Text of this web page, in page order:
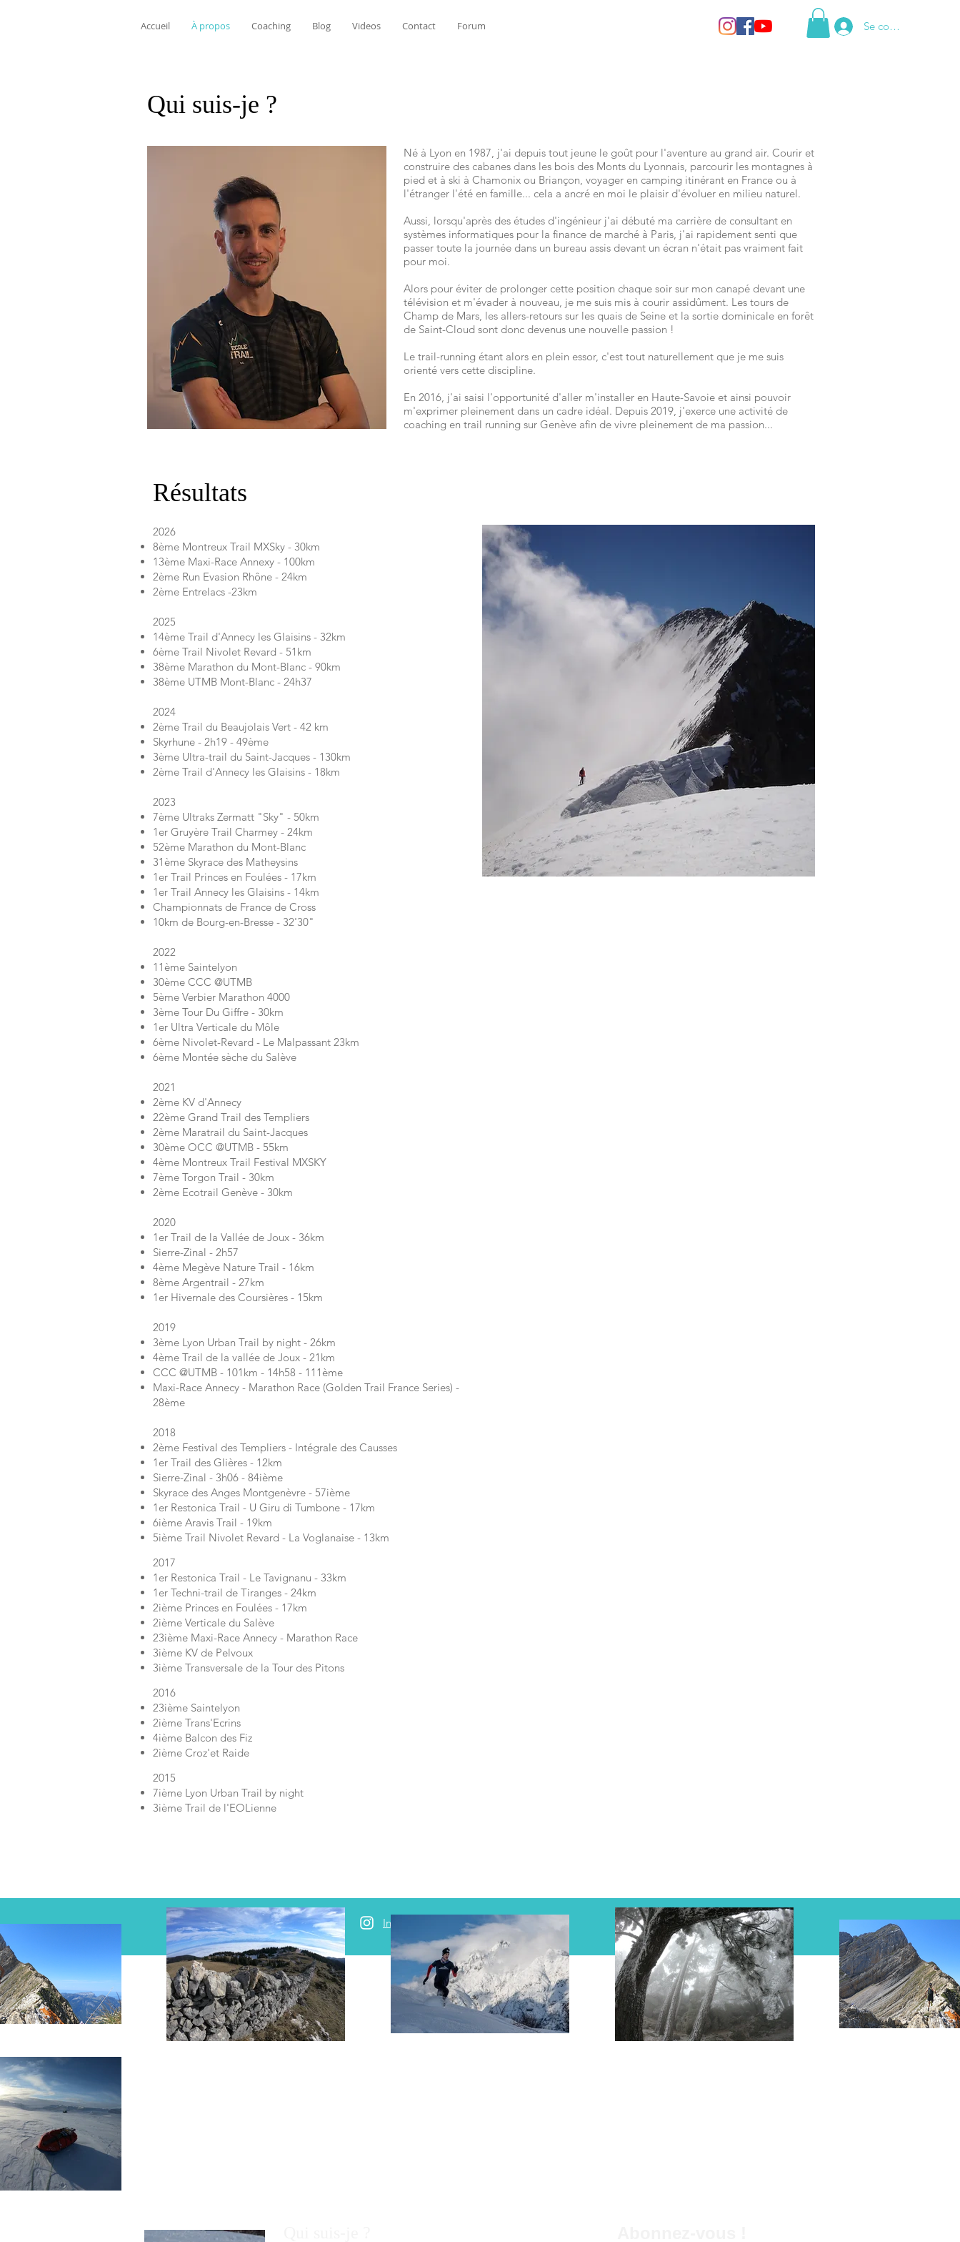
Accueil À propos Coaching Blog Videos Contact Forum Se connecter
Qui suis-je ?
Né à Lyon en 1987, j'ai depuis tout jeune le goût pour l'aventure au grand air. Courir et
construire des cabanes dans les bois des Monts du Lyonnais, parcourir les montagnes à
pied et à ski à Chamonix ou Briançon, voyager en camping itinérant en France ou à
l'étranger l'été en famille... cela a ancré en moi le plaisir d'évoluer en milieu naturel.
Aussi, lorsqu'après des études d'ingénieur j'ai débuté ma carrière de consultant en
systèmes informatiques pour la finance de marché à Paris, j'ai rapidement senti que
passer toute la journée dans un bureau assis devant un écran n'était pas vraiment fait
pour moi.
Alors pour éviter de prolonger cette position chaque soir sur mon canapé devant une
télévision et m'évader à nouveau, je me suis mis à courir assidûment. Les tours de
Champ de Mars, les allers-retours sur les quais de Seine et la sortie dominicale en forêt
de Saint-Cloud sont donc devenus une nouvelle passion !
Le trail-running étant alors en plein essor, c'est tout naturellement que je me suis
orienté vers cette discipline.
En 2016, j'ai saisi l'opportunité d'aller m'installer en Haute-Savoie et ainsi pouvoir
m'exprimer pleinement dans un cadre idéal. Depuis 2019, j'exerce une activité de
coaching en trail running sur Genève afin de vivre pleinement de ma passion...
Résultats
2026
8ème Montreux Trail MXSky - 30km
13ème Maxi-Race Annexy - 100km
2ème Run Evasion Rhône - 24km
2ème Entrelacs -23km
2025
14ème Trail d'Annecy les Glaisins - 32km
6ème Trail Nivolet Revard - 51km
38ème Marathon du Mont-Blanc - 90km
38ème UTMB Mont-Blanc - 24h37
2024
2ème Trail du Beaujolais Vert - 42 km
Skyrhune - 2h19 - 49ème
3ème Ultra-trail du Saint-Jacques - 130km
2ème Trail d'Annecy les Glaisins - 18km
2023
7ème Ultraks Zermatt "Sky" - 50km
1er Gruyère Trail Charmey - 24km
52ème Marathon du Mont-Blanc
31ème Skyrace des Matheysins
1er Trail Princes en Foulées - 17km
1er Trail Annecy les Glaisins - 14km
Championnats de France de Cross
10km de Bourg-en-Bresse - 32'30"
2022
11ème Saintelyon
30ème CCC @UTMB
5ème Verbier Marathon 4000
3ème Tour Du Giffre - 30km
1er Ultra Verticale du Môle
6ème Nivolet-Revard - Le Malpassant 23km
6ème Montée sèche du Salève
2021
2ème KV d'Annecy
22ème Grand Trail des Templiers
2ème Maratrail du Saint-Jacques
30ème OCC @UTMB - 55km
4ème Montreux Trail Festival MXSKY
7ème Torgon Trail - 30km
2ème Ecotrail Genève - 30km
2020
1er Trail de la Vallée de Joux - 36km
Sierre-Zinal - 2h57
4ème Megève Nature Trail - 16km
8ème Argentrail - 27km
1er Hivernale des Coursières - 15km
2019
3ème Lyon Urban Trail by night - 26km
4ème Trail de la vallée de Joux - 21km
CCC @UTMB - 101km - 14h58 - 111ème
Maxi-Race Annecy - Marathon Race (Golden Trail France Series) -
28ème
2018
2ème Festival des Templiers - Intégrale des Causses
1er Trail des Glières - 12km
Sierre-Zinal - 3h06 - 84ième
Skyrace des Anges Montgenèvre - 57ième
1er Restonica Trail - U Giru di Tumbone - 17km
6ième Aravis Trail - 19km
5ième Trail Nivolet Revard - La Voglanaise - 13km
2017
1er Restonica Trail - Le Tavignanu - 33km
1er Techni-trail de Tiranges - 24km
2ième Princes en Foulées - 17km
2ième Verticale du Salève
23ième Maxi-Race Annecy - Marathon Race
3ième KV de Pelvoux
3ième Transversale de la Tour des Pitons
2016
23ième Saintelyon
2ième Trans'Ecrins
4ième Balcon des Fiz
2ième Croz'et Raide
2015
7ième Lyon Urban Trail by night
3ième Trail de l'EOLienne
Facebook Instagram